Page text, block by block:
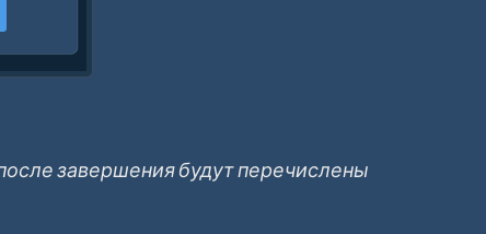
завершения будут перечислены